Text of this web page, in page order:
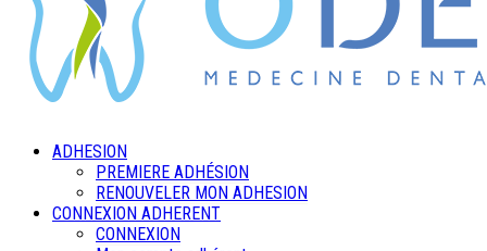
ADHESION
PREMIERE ADHÉSION
RENOUVELER MON ADHESION
CONNEXION ADHERENT
CONNEXION